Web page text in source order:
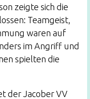
zeigte sich die
Teamgeist,
waren auf
im Angriff und
spielten die
der Jacober VV